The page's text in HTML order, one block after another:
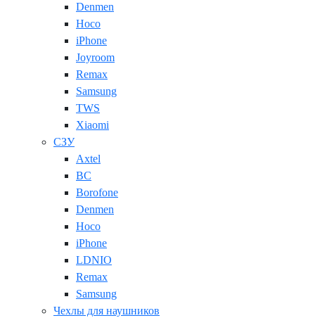
Denmen
Hoco
iPhone
Joyroom
Remax
Samsung
TWS
Xiaomi
СЗУ
Axtel
BC
Borofone
Denmen
Hoco
iPhone
LDNIO
Remax
Samsung
Чехлы для наушников